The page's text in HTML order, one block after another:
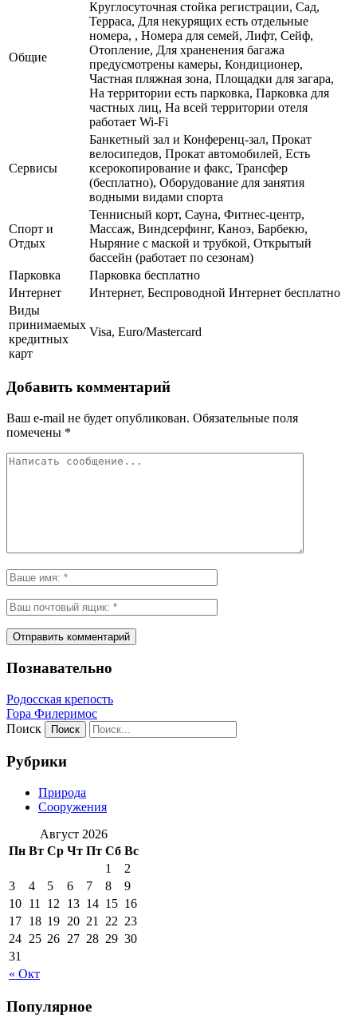
Общие
Круглосуточная стойка регистрации, Сад,
Терраса, Для некурящих есть отдельные
номера, , Номера для семей, Лифт, Сейф,
Отопление, Для храненения багажа
предусмотрены камеры, Кондиционер,
Частная пляжная зона, Площадки для загара,
На территории есть парковка, Парковка для
частных лиц, На всей территории отеля
работает Wi-Fi
Сервисы
Банкетный зал и Конференц-зал, Прокат
велосипедов, Прокат автомобилей, Есть
ксерокопирование и факс, Трансфер
(бесплатно), Оборудование для занятия
водными видами спорта
Спорт и
Отдых
Теннисный корт, Сауна, Фитнес-центр,
Массаж, Виндсерфинг, Каноэ, Барбекю,
Ныряние с маской и трубкой, Открытый
бассейн (работает по сезонам)
Парковка
Парковка бесплатно
Интернет
Интернет, Беспроводной Интернет бесплатно
Виды
принимаемых
кредитных
карт
Visa, Euro/Mastercard
Добавить комментарий
Ваш e-mail не будет опубликован. Обязательные поля
помечены *
Познавательно
Родосская крепость
Гора Филеримос
Поиск
Рубрики
Природа
Сооружения
Август 2026
Пн Вт Ср Чт Пт Сб Вс
« Окт
1
2
3
4 5 6 7 8
9
10 11 12 13 14 15 16
17 18 19 20 21 22 23
24 25 26 27 28 29 30
31
Популярное